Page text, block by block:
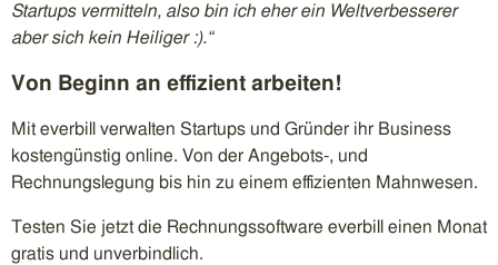
Startups vermitteln, also bin ich eher ein Weltverbesserer
aber sich kein Heiliger :).“
Von Beginn an effizient arbeiten!
Mit everbill verwalten Startups und Gründer ihr Business
kostengünstig online. Von der Angebots-, und
Rechnungslegung bis hin zu einem effizienten Mahnwesen.
Testen Sie jetzt die Rechnungssoftware everbill einen Monat
gratis und unverbindlich.